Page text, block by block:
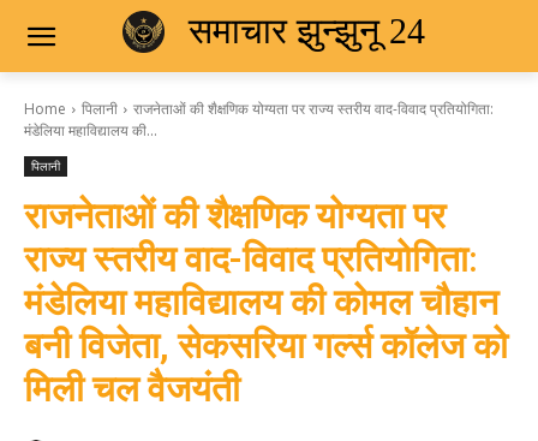
समाचार झुन्झुनू 24
Home पिलानी
राजनेताओं की शैक्षणिक योग्यता पर राज्य स्तरीय वाद-विवाद प्रतियोगिता:
मंडेलिया महाविद्यालय की...
पिलानी
राजनेताओं की शैक्षणिक योग्यता पर
राज्य स्तरीय वाद-विवाद प्रतियोगिता:
मंडेलिया महाविद्यालय की कोमल चौहान
बनी विजेता, सेकसरिया गर्ल्स कॉलेज को
मिली चल वैजयंती